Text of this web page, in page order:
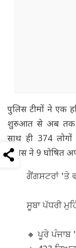
पुलिस टीमों ने एक
शुरुआत से अब तक
साथ ही 374
पुलिस ने 9 घोषित
ਗੈਂਗਸਟਰਾਂ 'ਤੇ
ਸੂਬਾ ਪੱਧਰੀ
🔸 ਪੂਰੇ ਪੰਜਾਬ